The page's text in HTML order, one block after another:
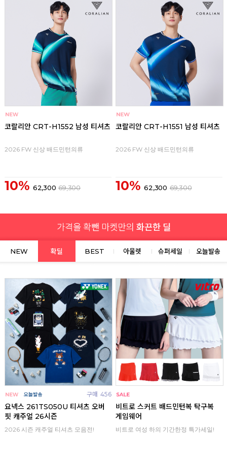
코랄리안 CRT-H1552 남성 티셔츠
2026 FW 신상 배드민턴의류
10% 62,300 69,300
코랄리안 CRT-H1551 남성 티셔츠
2026 FW 신상 배드민턴의류
10% 62,300 69,300
NEW 확딜 BEST 아울렛 슈퍼세일 오늘발송
구매 456
요넥스 261TS050U 티셔츠 오버
핏 캐주얼 26시즌
2026 시즌 캐주얼 티셔츠 모음전!
비트로 스커트 배드민턴복 탁구복
게임웨어
비트로 여성 하의 기간한정 특가세일!